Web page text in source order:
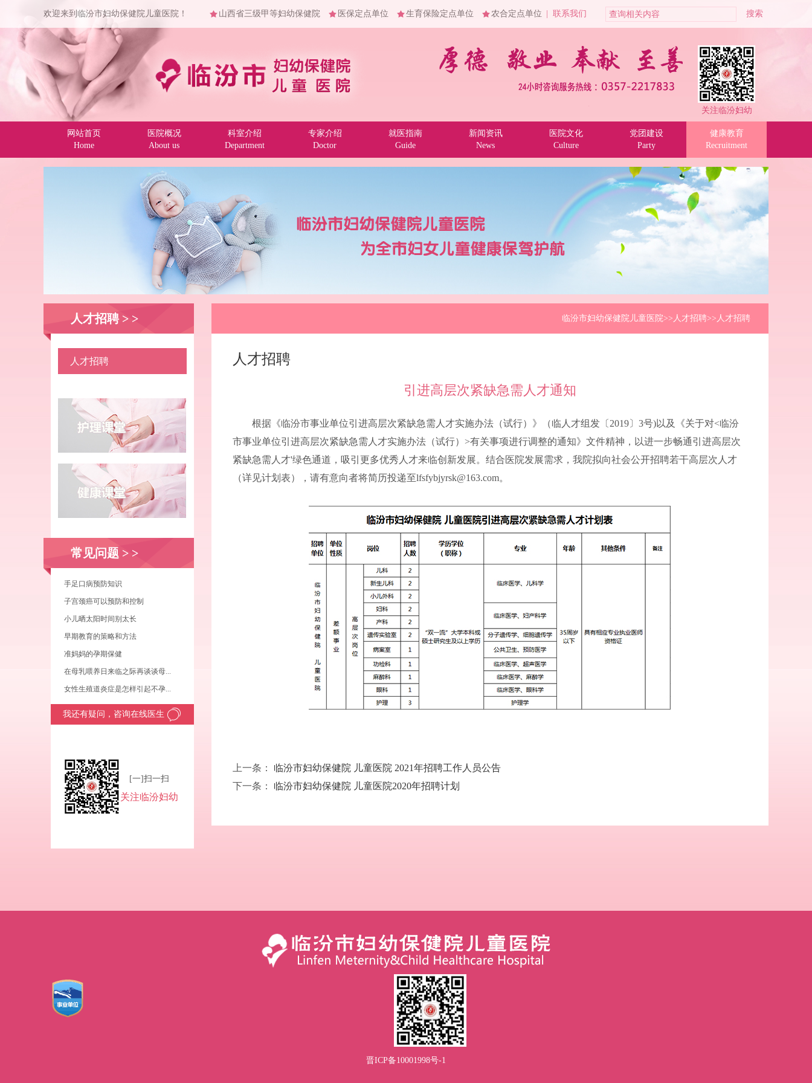
欢迎来到临汾市妇幼保健院儿童医院！ 山西省三级甲等妇幼保健院 医保定点单位 生育保险定点单位 农合定点单位 联系我们
关注临汾妇幼
网站首页
Home
医院概况
About us
科室介绍
Department
专家介绍
Doctor
就医指南
Guide
新闻资讯
News
医院文化
Culture
党团建设
Party
健康教育
Recruitment
人才招聘 > >
人才招聘
常见问题 > >
手足口病预防知识
子宫颈癌可以预防和控制
小儿晒太阳时间别太长
早期教育的策略和方法
准妈妈的孕期保健
在母乳喂养日来临之际再谈谈母...
女性生殖道炎症是怎样引起不孕...
我还有疑问，咨询在线医生
[一]扫一扫
关注临汾妇幼
临汾市妇幼保健院儿童医院>>人才招聘>>人才招聘
人才招聘
引进高层次紧缺急需人才通知
根据《临汾市事业单位引进高层次紧缺急需人才实施办法（试行）》（临人才组发〔2019〕3号)以及《关于对<临汾
市事业单位引进高层次紧缺急需人才实施办法（试行）>有关事项进行调整的通知》文件精神，以进一步畅通引进高层次
紧缺急需人才'绿色通道，吸引更多优秀人才来临创新发展。结合医院发展需求，我院拟向社会公开招聘若干高层次人才
（详见计划表），请有意向者将简历投递至lfsfybjyrsk@163.com。
上一条： 临汾市妇幼保健院 儿童医院 2021年招聘工作人员公告
下一条： 临汾市妇幼保健院 儿童医院2020年招聘计划
晋ICP备10001998号-1